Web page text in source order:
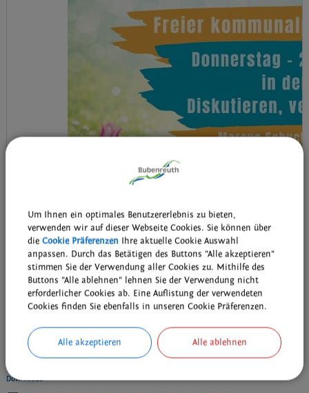
28.05.2026 19:30 Uhr
Mörsbergei
Veranstalter:
Freie Wähler Bubenreuth
zurück zur Übersicht
Weiterführende Links
Wiederkehrende Termine der Bubenreuther Vereine, Gruppen und
kirchlichen Einrichtungen
Wöchentliche Probentermine der musikalischen Gruppen
Downloads
Um Ihnen ein optimales Benutzererlebnis zu bieten,
verwenden wir auf dieser Webseite Cookies. Sie können über
die Cookie Präferenzen Ihre aktuelle Cookie Auswahl
anpassen. Durch das Betätigen des Buttons "Alle akzeptieren"
stimmen Sie der Verwendung aller Cookies zu. Mithilfe des
Buttons "Alle ablehnen" lehnen Sie der Verwendung nicht
erforderlicher Cookies ab. Eine Auflistung der verwendeten
Cookies finden Sie ebenfalls in unseren Cookie Präferenzen.
Alle akzeptieren Alle ablehnen